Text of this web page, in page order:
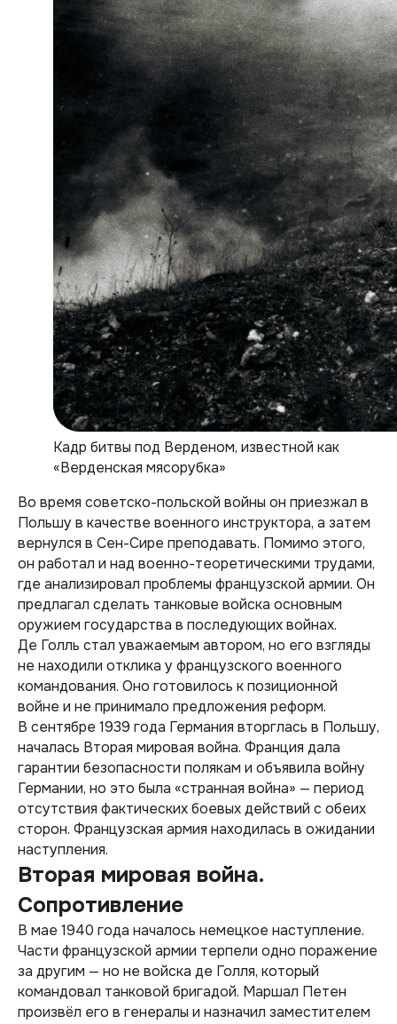
Кадр битвы под Верденом, известной как
«Верденская мясорубка»
Во время советско-польской войны он приезжал в
Польшу в качестве военного инструктора, а затем
вернулся в Сен-Сире преподавать. Помимо этого,
он работал и над военно-теоретическими трудами,
где анализировал проблемы французской армии. Он
предлагал сделать танковые войска основным
оружием государства в последующих войнах.
Де Голль стал уважаемым автором, но его взгляды
не находили отклика у французского военного
командования. Оно готовилось к позиционной
войне и не принимало предложения реформ.
В сентябре 1939 года Германия вторглась в Польшу,
началась Вторая мировая война. Франция дала
гарантии безопасности полякам и объявила войну
Германии, но это была «странная война» — период
отсутствия фактических боевых действий с обеих
сторон. Французская армия находилась в ожидании
наступления.
Вторая мировая война.
Сопротивление
В мае 1940 года началось немецкое наступление.
Части французской армии терпели одно поражение
за другим — но не войска де Голля, который
командовал танковой бригадой. Маршал Петен
произвёл его в генералы и назначил заместителем